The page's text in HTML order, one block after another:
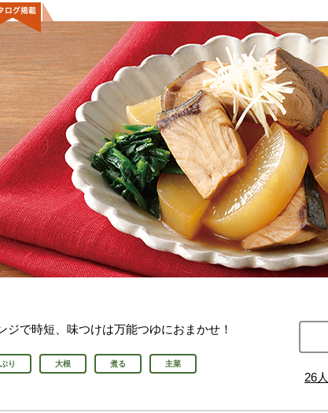
ジで時短、味つけは万能つゆにおまかせ！
ぶり 大根 煮る 主菜
26人